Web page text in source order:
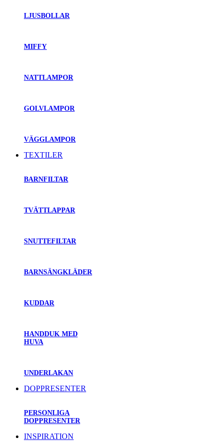
LJUSBOLLAR
MIFFY
NATTLAMPOR
GOLVLAMPOR
VÄGGLAMPOR
TEXTILER
BARNFILTAR
TVÄTTLAPPAR
SNUTTEFILTAR
BARNSÄNGKLÄDER
KUDDAR
HANDDUK MED
HUVA
UNDERLAKAN
DOPPRESENTER
PERSONLIGA
DOPPRESENTER
INSPIRATION